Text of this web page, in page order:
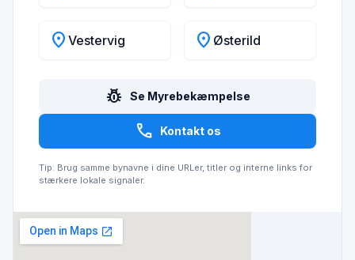
location_on Vestervig location_on Østerild
pest_control Se Myrebekæmpelse
call Kontakt os
Tip: Brug samme bynavne i dine URLer, titler og interne links for
stærkere lokale signaler.